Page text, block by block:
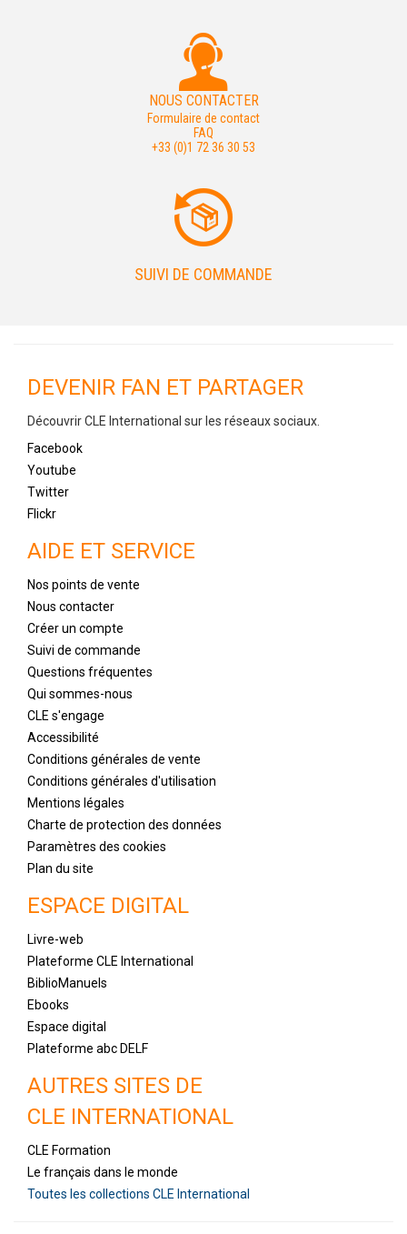
NOUS CONTACTER
Formulaire de contact
FAQ
+33 (0)1 72 36 30 53
SUIVI DE COMMANDE
DEVENIR FAN ET PARTAGER
Découvrir CLE International sur les réseaux sociaux.
Facebook
Youtube
Twitter
Flickr
AIDE ET SERVICE
Nos points de vente
Nous contacter
Créer un compte
Suivi de commande
Questions fréquentes
Qui sommes-nous
CLE s'engage
Accessibilité
Conditions générales de vente
Conditions générales d'utilisation
Mentions légales
Charte de protection des données
Paramètres des cookies
Plan du site
ESPACE DIGITAL
Livre-web
Plateforme CLE International
BiblioManuels
Ebooks
Espace digital
Plateforme abc DELF
AUTRES SITES DE
CLE INTERNATIONAL
CLE Formation
Le français dans le monde
Toutes les collections CLE International